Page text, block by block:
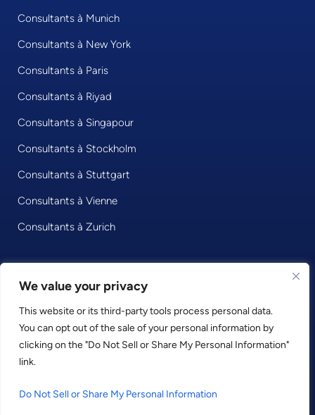
We value your privacy
This website or its third-party tools process personal data.
You can opt out of the sale of your personal information by
clicking on the "Do Not Sell or Share My Personal Information"
link.
Do Not Sell or Share My Personal Information
Consultants à Munich
Consultants à New York
Consultants à Paris
Consultants à Riyad
Consultants à Singapour
Consultants à Stockholm
Consultants à Stuttgart
Consultants à Vienne
Consultants à Zurich
Privacy Policy
Terms and Conditions
© 2026 • Consultport GmbH
LinkedInFacebookInstagram